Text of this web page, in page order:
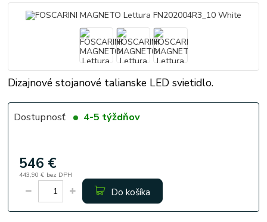
Dizajnové stojanové talianske LED svietidlo.
Dostupnosť 4-5 týždňov
546 €
443,90 € bez DPH
Do košíka